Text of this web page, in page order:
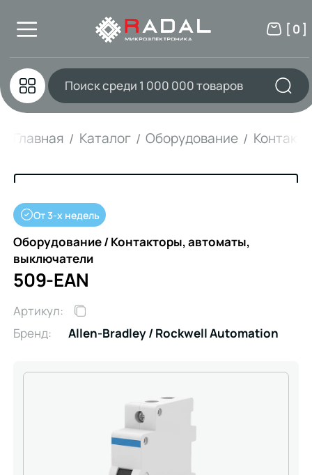
[ 0 ]
Главная Каталог Оборудование
От 3-х недель
Оборудование / Контакторы, автоматы,
выключатели
509-EAN
Артикул:
Бренд:
Allen-Bradley / Rockwell Automation